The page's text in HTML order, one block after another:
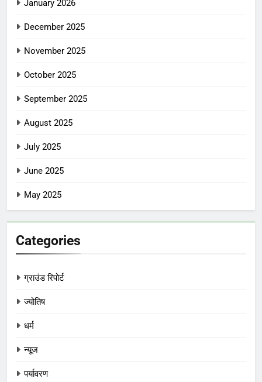
January 2026
December 2025
November 2025
October 2025
September 2025
August 2025
July 2025
June 2025
May 2025
Categories
ग्राउंड रिपोर्ट
ज्योतिष
धर्म
न्यूज
पर्यावरण